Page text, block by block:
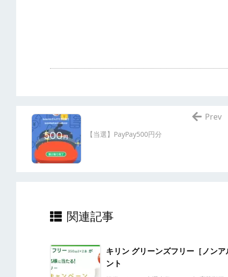
【当選】PayPay500円分
Prev
関連記事
キリン グリーンズフリー［ノン
ント